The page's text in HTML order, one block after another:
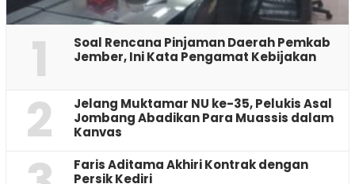
1
‎Soal Rencana Pinjaman Daerah Pemkab
Jember, Ini Kata Pengamat Kebijakan ‎
2
Jelang Muktamar NU ke-35, Pelukis Asal
Jombang Abadikan Para Muassis dalam
Kanvas
Faris Aditama Akhiri Kontrak dengan
Persik Kediri